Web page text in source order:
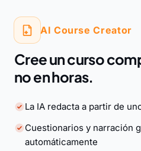
AI Course Creator
Cree un curso
no en horas.
La IA redacta a partir de
Cuestionarios y narración
automáticamente